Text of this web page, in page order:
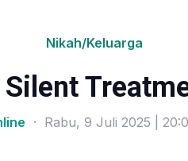
Nikah/Keluarga
· Rabu, 9 Juli 2025 |